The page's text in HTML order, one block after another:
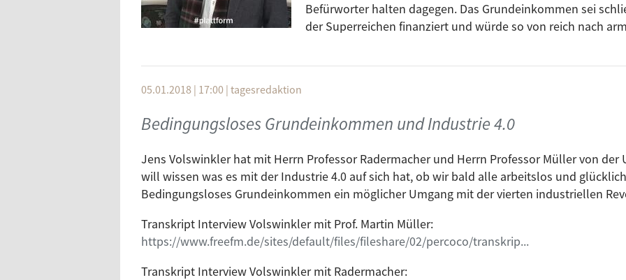
Befürworter halten dagegen. Das Grundeinkommen sei
der Superreichen finanziert und würde so von reich nach
Probleme des Besteuerungssystems, das der Kosten der Staatsverwaltung, die Probleme
Industrialisierung 4.0 zwangsläufig kommenden Strukturveränderung des Arbeitsmarktes
sitzenden systematischen Probleme der Rente im Alter, die die Einführung eines
Das Grundeinkommen ist eine notwendige Reform des Steuersystems und der sozialen
Gerechtigkeitssamsriter.
Moderation: Lotte Stevens
05.01.2018 | 17:00 | tagesredaktion
Bedingungsloses Grundeinkommen und Industrie 4.0
Jens Volswinkler hat mit Herrn Professor Radermacher und Herrn Professor Müller von der
will wissen was es mit der Industrie 4.0 auf sich hat, ob wir bald alle arbeitslos und
Bedingungsloses Grundeinkommen ein möglicher Umgang mit der vierten industriellen
Transkript Interview Volswinkler mit Prof. Martin Müller:
https://www.freefm.de/sites/default/files/fileshare/02/percoco/transkrip...
Transkript Interview Volswinkler mit Radermacher: